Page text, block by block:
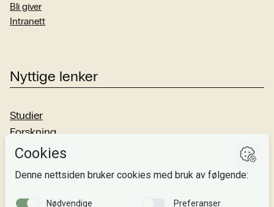
Bli giver
Intranett
Nyttige lenker
Studier
Forskning
Om oss
Si fra!